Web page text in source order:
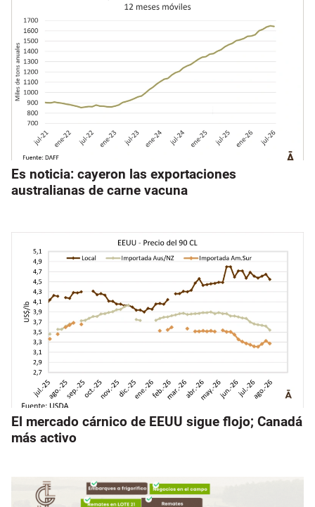
Es noticia: cayeron las exportaciones
australianas de carne vacuna
El mercado cárnico de EEUU sigue flojo; Canadá
más activo